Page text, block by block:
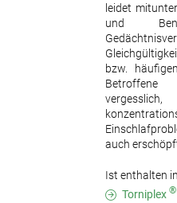
leidet
und
bzw.
Betroffene
auch
Ist enthalten
Torniplex ®